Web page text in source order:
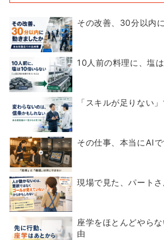
その改善、30分以内
10人前の料理に、塩
「スキルが足りない
その仕事、本当にAI
現場で見た、パート
座学をほとんどやら
由